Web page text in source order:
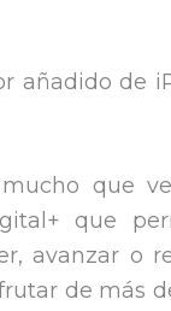
añadido de
que
que
avanzar o
de más